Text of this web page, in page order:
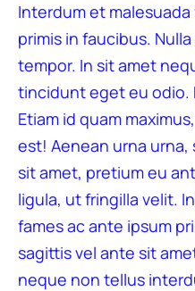
Interdum et
primis in faucibus.
tempor. In sit amet
tincidunt eget eu odio.
Etiam id quam
est! Aenean urna
sit amet, pretium eu
ligula, ut fringilla velit.
fames ac ante ipsum
sagittis vel ante sit
neque non tellus